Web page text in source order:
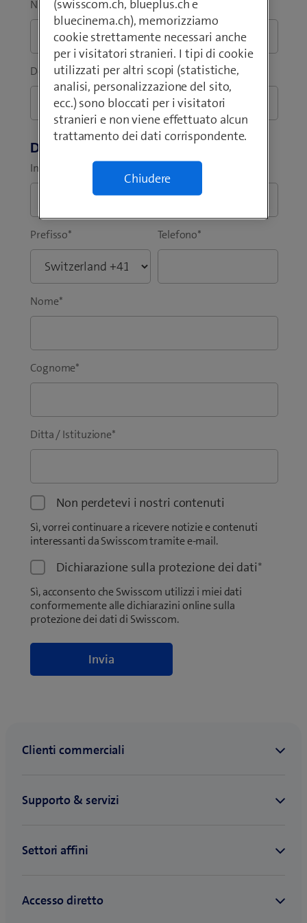
Numero di telefono
Descrizione più dettagliata della richiesta*
Dati personali
Indirizzo email aziendale
Prefisso* Telefono*
Nome*
Cognome*
Ditta / Istituzione*
Non perdetevi i nostri contenuti
Sì, vorrei continuare a ricevere notizie e contenuti
interessanti da Swisscom tramite e-mail.
Dichiarazione sulla protezione dei dati*
Sì, acconsento che Swisscom utilizzi i miei dati
conformemente alle dichiarazini online sulla
protezione dei dati di Swisscom.
(swisscom.ch, blueplus.ch e
bluecinema.ch), memorizziamo
cookie strettamente necessari anche
per i visitatori stranieri. I tipi di cookie
utilizzati per altri scopi (statistiche,
analisi, personalizzazione del sito,
ecc.) sono bloccati per i visitatori
stranieri e non viene effettuato alcun
trattamento dei dati corrispondente.
Chiudere